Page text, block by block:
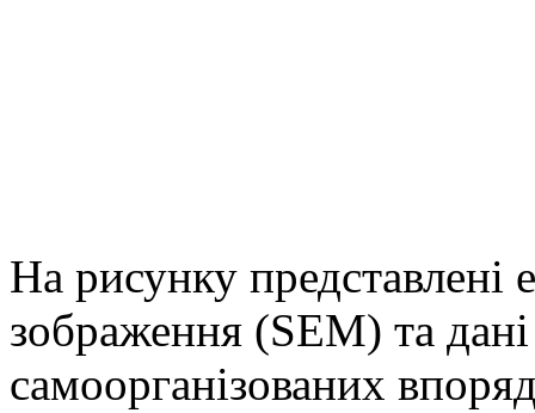
На рисунку представлені
зображення (SEM) та
самоорганізованих